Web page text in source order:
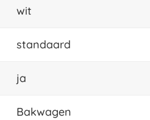
wit
standaard
ja
Bakwagen